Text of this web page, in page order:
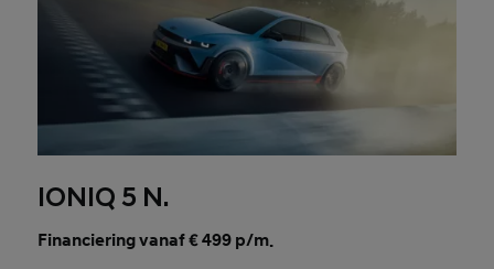
IONIQ 5 N.
Financiering vanaf € 499 p/m.